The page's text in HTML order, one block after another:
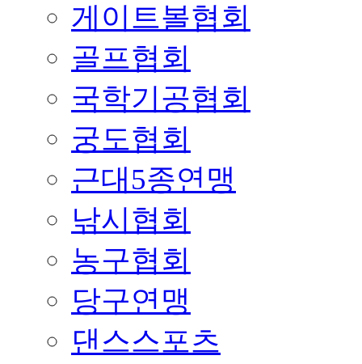
게이트볼협회
골프협회
국학기공협회
궁도협회
근대5종연맹
낚시협회
농구협회
당구연맹
댄스스포츠